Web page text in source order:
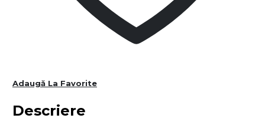
Adaugă La Favorite
Descriere